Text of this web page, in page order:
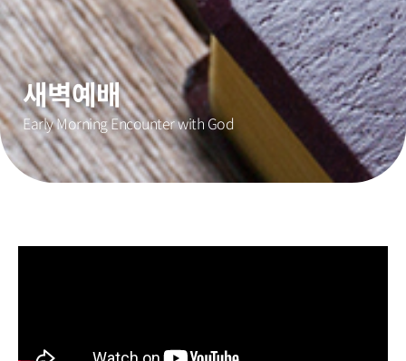
새벽예배
Early Morning Encounter with God